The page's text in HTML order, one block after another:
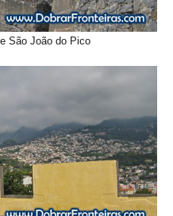
São João do Pico